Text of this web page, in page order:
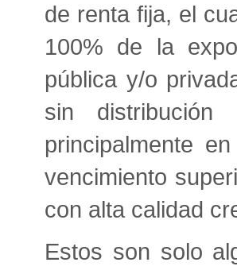
de renta fija, el
100% de la
pública y/o
sin distribución
principalmente
vencimiento
con alta calidad
Estos son solo